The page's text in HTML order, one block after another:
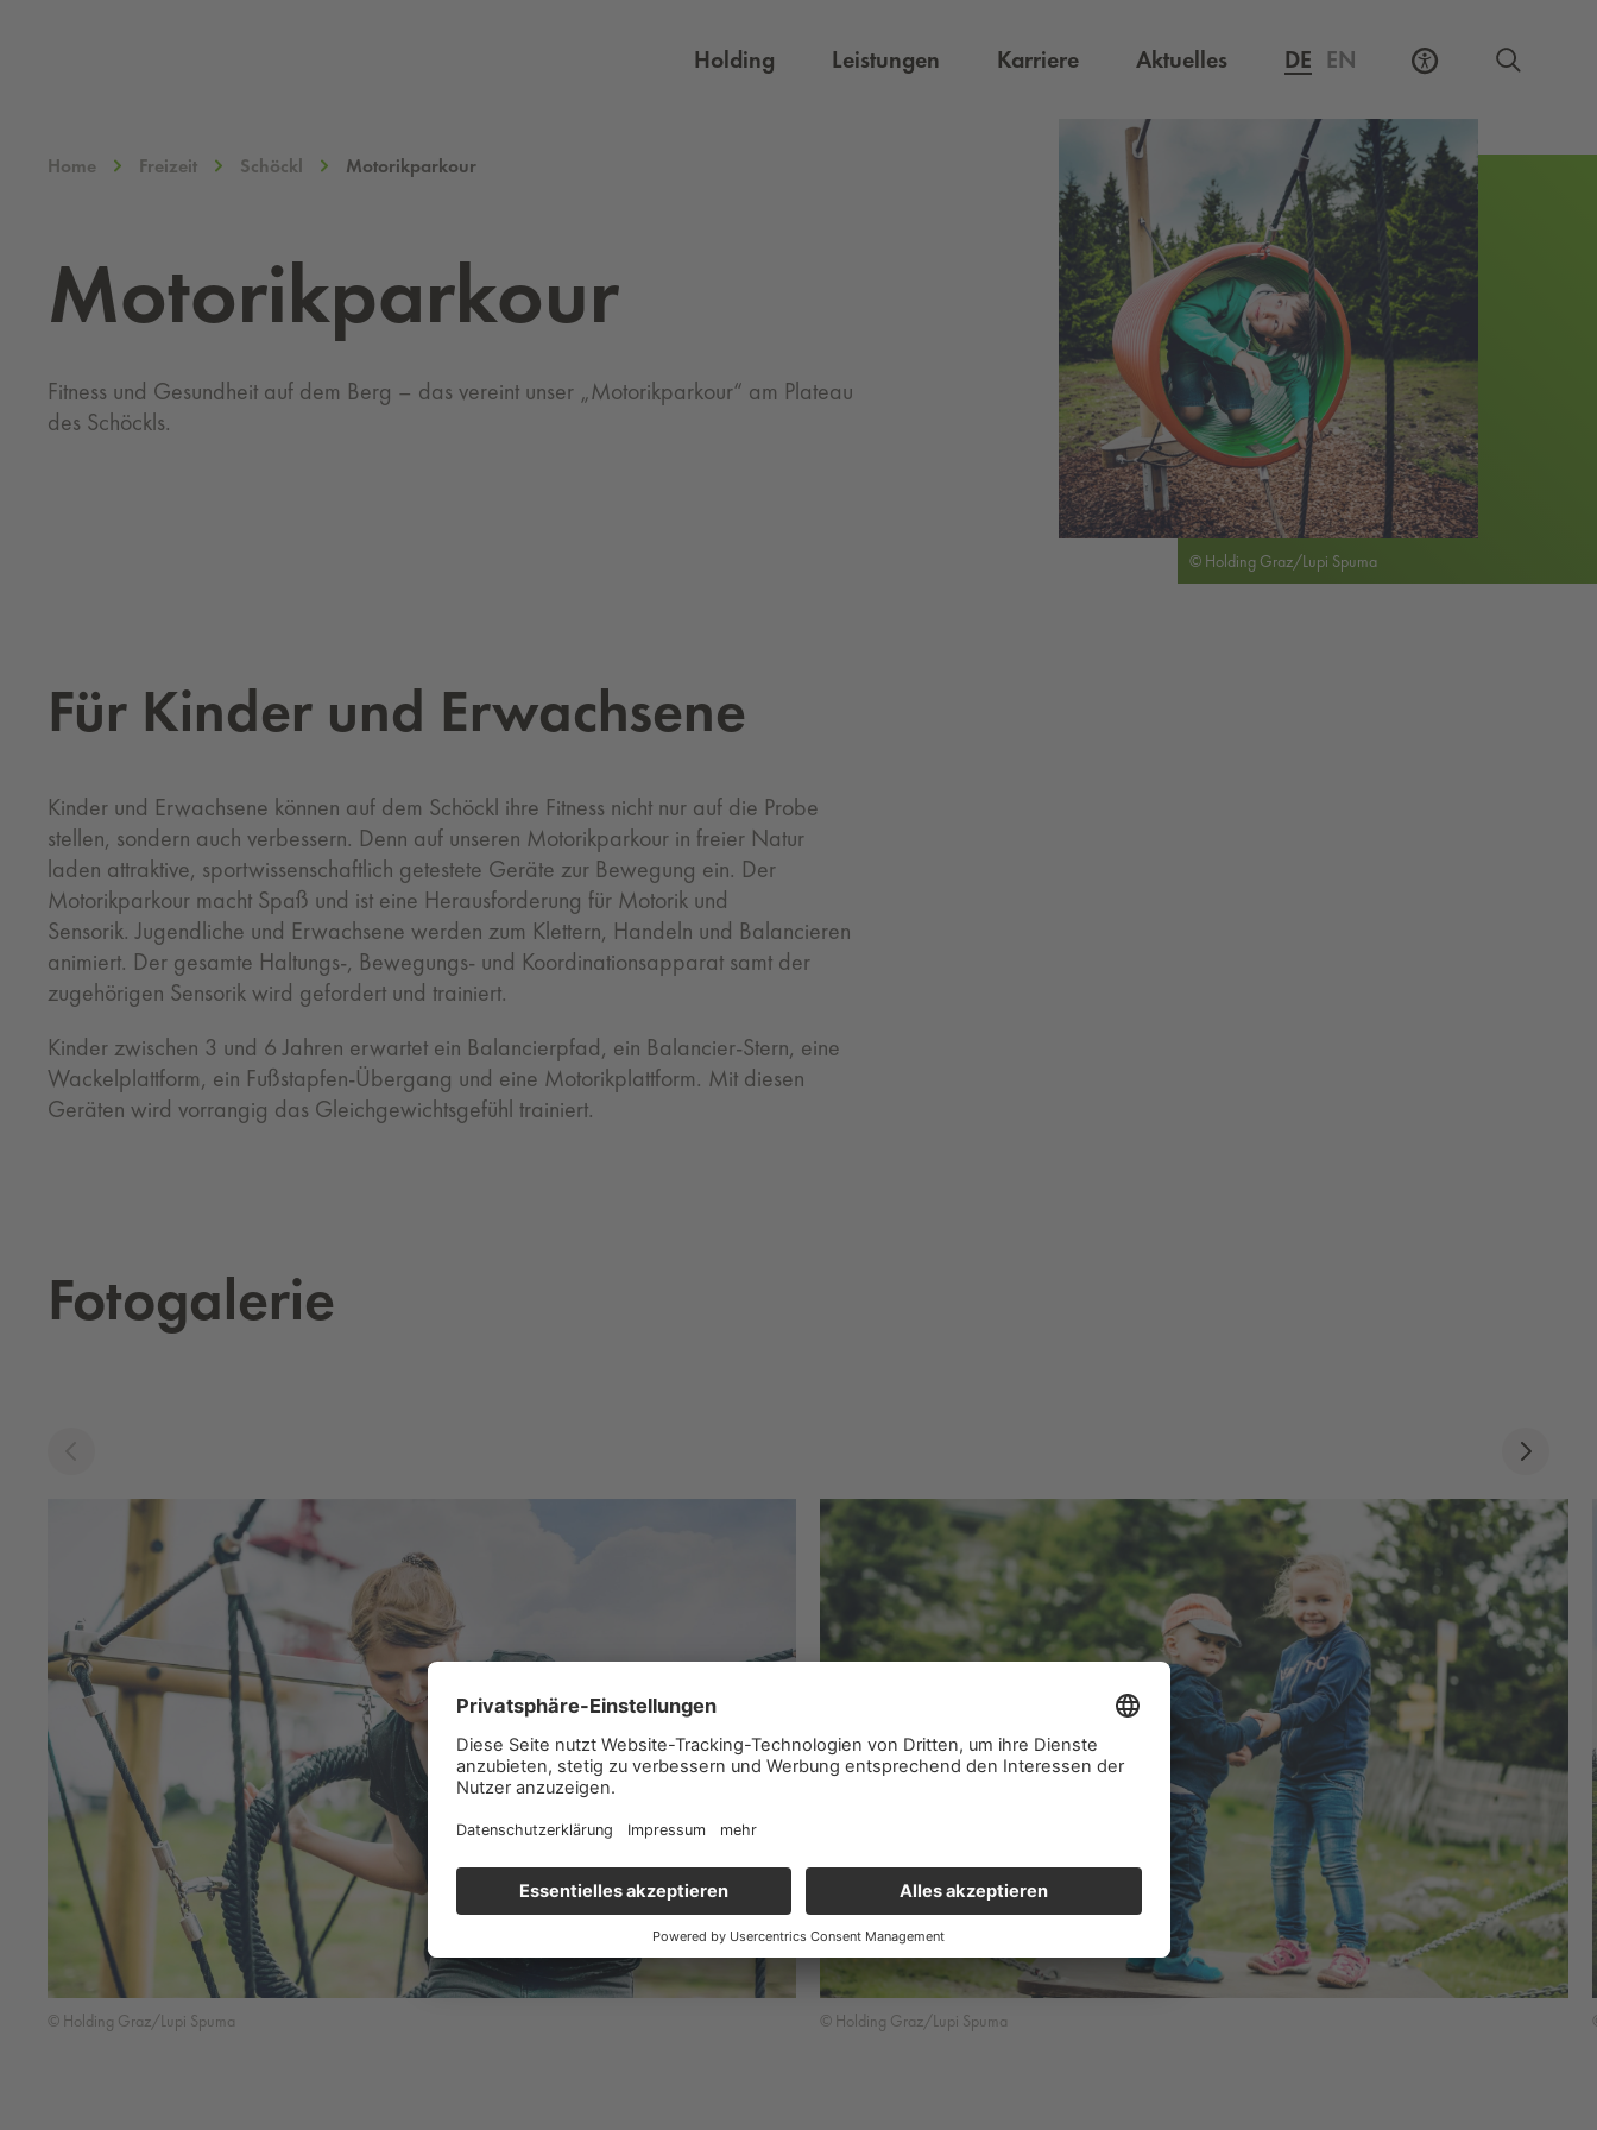
Holding Leistungen KarriereExterner Link, öffnet eine neue Registerkarte
Aktuelles DE EN
Home Freizeit Schöckl Motorikparkour
Mo­to­rik­par­k­our
Fitness und Gesundheit auf dem Berg – das vereint unser „Motorikparkour“ am Plateau
des Schöckls.
© Holding Graz/Lupi Spuma
Für Kin­der und Er­wach­se­ne
Kinder und Erwachsene können auf dem Schöckl ihre Fitness nicht nur auf die Probe
stellen, sondern auch verbessern. Denn auf unseren Motorikparkour in freier Natur
laden attraktive, sportwissenschaftlich getestete Geräte zur Bewegung ein. Der
Motorikparkour macht Spaß und ist eine Herausforderung für Motorik und
Sensorik. Jugendliche und Erwachsene werden zum Klettern, Handeln und Balancieren
animiert. Der gesamte Haltungs-, Bewegungs- und Koordinationsapparat samt der
zugehörigen Sensorik wird gefordert und trainiert.
Kinder zwischen 3 und 6 Jahren erwartet ein Balancierpfad, ein Balancier-Stern, eine
Wackelplattform, ein Fußstapfen-Übergang und eine Motorikplattform. Mit diesen
Geräten wird vorrangig das Gleichgewichtsgefühl trainiert.
Fo­to­ga­le­rie
© Holding Graz/Lupi Spuma © Holding Graz/Lupi Spuma